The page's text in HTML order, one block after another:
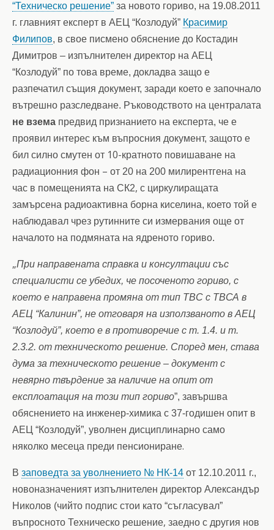
“Техническо решение” за новото гориво, на 19.08.2011
г. главният експерт в АЕЦ “Козлодуй” Красимир
Филипов, в свое писмено обяснение до Костадин
Димитров – изпълнителен директор на АЕЦ
“Козлодуй” по това време, докладва защо е
разпечатил същия документ, заради което е започнало
вътрешно разследване. Ръководството на централата
не взема предвид признанието на експерта, че е
проявил интерес към въпросния документ, защото е
бил силно смутен от 10-кратното повишаване на
радиационния фон – от 20 на 200 милирентгена на
час в помещенията на СК2, с циркулиращата
замърсена радиоактивна борна киселина, което той е
наблюдавал чрез рутинните си измервания още от
началото на подмяната на ядреното гориво.
„При направената справка и консултации със
специалисти се убедих, че посоченото гориво, с
което е направена промяна от тип ТВС с ТВСА в
АЕЦ “Калинин”, не отговаря на използваното в АЕЦ
“Козлодуй”, което е в противоречие с т. 1.4. и т.
2.3.2. от техническото решение. Според мен, става
дума за техническото решение – документ с
невярно твърдение за наличие на опит от
експлоатация на този тип гориво”, завършва
обяснението на инженер-химика с 37-годишен опит в
АЕЦ “Козлодуй”, уволнен дисциплинарно само
няколко месеца преди пенсиониране.
В заповедта за уволнението № НК-14 от 12.10.2011 г.,
новоназначеният изпълнителен директор Александър
Николов (чийто подпис стои като “съгласувал”
въпросното Техническо решение, заедно с другия нов